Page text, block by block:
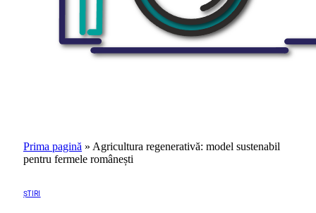
Prima pagină » Agricultura regenerativă: model sustenabil
pentru fermele românești
ȘTIRI